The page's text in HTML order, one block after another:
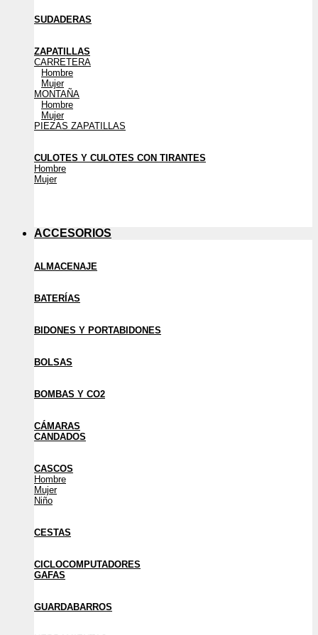
SUDADERAS
ZAPATILLAS
CARRETERA
Hombre
Mujer
MONTAÑA
Hombre
Mujer
PIEZAS ZAPATILLAS
CULOTES Y CULOTES CON TIRANTES
Hombre
Mujer
ACCESORIOS
ALMACENAJE
BATERÍAS
BIDONES Y PORTABIDONES
BOLSAS
BOMBAS Y CO2
CÁMARAS
CANDADOS
CASCOS
Hombre
Mujer
Niño
CESTAS
CICLOCOMPUTADORES
GAFAS
GUARDABARROS